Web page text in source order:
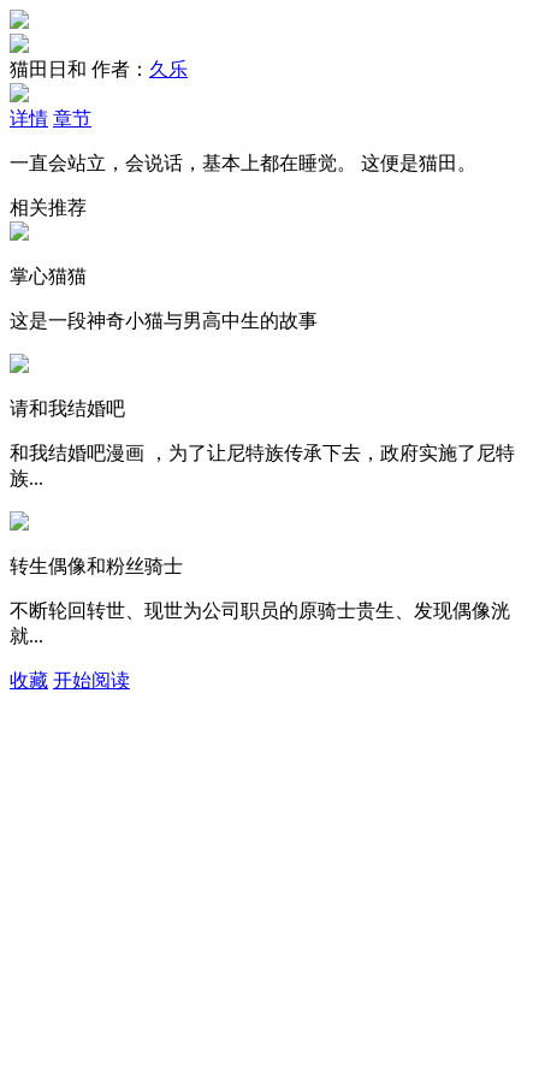
猫田日和 作者： 久乐
详情 章节
一直会站立，会说话，基本上都在睡觉。 这便是猫田。
相关推荐
掌心猫猫
这是一段神奇小猫与男高中生的故事
请和我结婚吧
和我结婚吧漫画 ，为了让尼特族传承下去，政府实施了尼特
族...
转生偶像和粉丝骑士
不断轮回转世、现世为公司职员的原骑士贵生、发现偶像洸
就...
收藏 开始阅读